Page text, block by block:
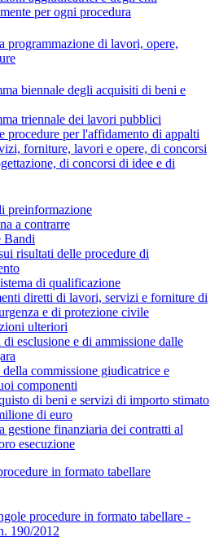
per ogni procedura
programmazione di lavori, opere,
biennale degli acquisiti di beni e
triennale dei lavori pubblici
procedure per l'affidamento di appalti
forniture, lavori e opere, di concorsi
di concorsi di idee e di
preinformazione
a contrarre
Bandi
risultati delle procedure di
di qualificazione
diretti di lavori, servizi e forniture di
e di protezione civile
ulteriori
esclusione e di ammissione dalle
commissione giudicatrice e
componenti
di beni e servizi di importo stimato
di euro
gestione finanziaria dei contratti al
esecuzione
in formato tabellare
procedure in formato tabellare -
190/2012